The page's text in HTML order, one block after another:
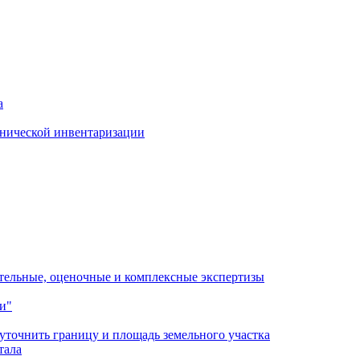
инвентаризации
оценочные и комплексные экспертизы
границу и площадь земельного участка